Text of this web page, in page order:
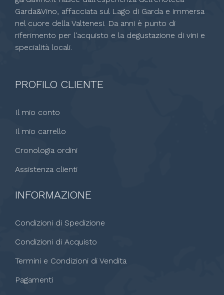
Garda&Vino, affacciata sul Lago di Garda e immersa
nel cuore della Valtenesi. Da anni è punto di
riferimento per l'acquisto e la degustazione di vini e
specialità locali.
PROFILO CLIENTE
Il mio conto
Il mio carrello
Cronologia ordini
Assistenza clienti
INFORMAZIONE
Condizioni di Spedizione
Condizioni di Acquisto
Termini e Condizioni di Vendita
Pagamenti